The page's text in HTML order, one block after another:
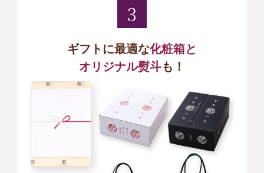
3
ギフトに最適な化粧箱と
オリジナル熨斗も！